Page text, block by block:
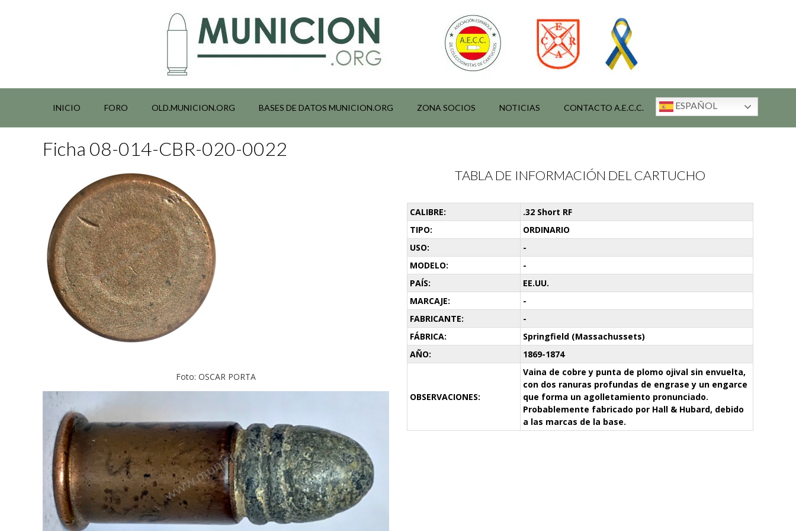
INICIO FORO OLD.MUNICION.ORG BASES DE DATOS MUNICION.ORG ZONA SOCIOS NOTICIAS CONTACTO A.E.C.C. ESPAÑOL
Ficha 08-014-CBR-020-0022
Foto: OSCAR PORTA
TABLA DE INFORMACIÓN DEL CARTUCHO
CALIBRE:
.32 Short RF
TIPO:
ORDINARIO
USO:
-
MODELO:
-
PAÍS:
EE.UU.
MARCAJE:
-
FABRICANTE:
-
FÁBRICA:
Springfield (Massachussets)
AÑO:
1869-1874
OBSERVACIONES:
Vaina de cobre y punta de plomo ojival sin envuelta,
con dos ranuras profundas de engrase y un engarce
que forma un agolletamiento pronunciado.
Probablemente fabricado por Hall & Hubard, debido
a las marcas de la base.